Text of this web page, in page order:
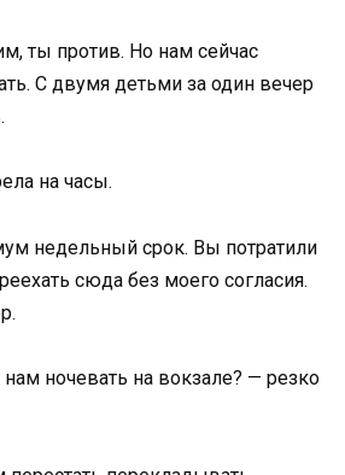
ты против. Но нам сейчас
С двумя детьми за один вечер
на часы.
недельный срок. Вы потратили
сюда без моего согласия.
ночевать на вокзале? — резко